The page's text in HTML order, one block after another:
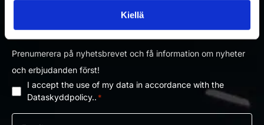
Kiellä
PRENUMERERA PÅ RAKETTITUKKU
NYHETSBREV
Prenumerera på nyhetsbrevet och få information om nyheter
och erbjudanden först!
Dataskyddpolicy
*
I accept the use of my data in accordance with the
Dataskyddpolicy.. *